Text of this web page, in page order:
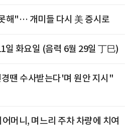
해"… 개미들 다시 美 증시로
일 화요일 (음력 6월 29일 丁巳)
땐 수사받는다'며 원안 지시"
머니, 며느리 주차 차량에 치여